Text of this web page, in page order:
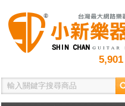
5,901